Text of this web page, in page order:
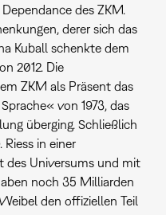
des ZKM.
derer sich das
Kuball schenkte dem
2012. Die
ZKM als Präsent das
von 1973, das
überging. Schließlich
in einer
Universums und mit
noch 35 Milliarden
den offiziellen Teil